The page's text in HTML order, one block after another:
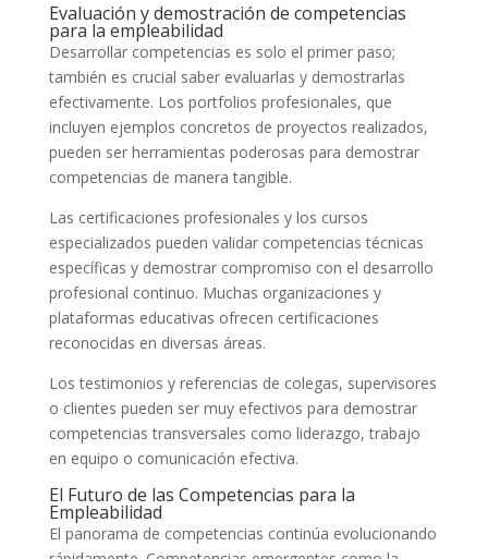
Evaluación y demostración de competencias
para la empleabilidad
Desarrollar competencias es solo el primer paso;
también es crucial saber evaluarlas y demostrarlas
efectivamente. Los portfolios profesionales, que
incluyen ejemplos concretos de proyectos realizados,
pueden ser herramientas poderosas para demostrar
competencias de manera tangible.
Las certificaciones profesionales y los cursos
especializados pueden validar competencias técnicas
específicas y demostrar compromiso con el desarrollo
profesional continuo. Muchas organizaciones y
plataformas educativas ofrecen certificaciones
reconocidas en diversas áreas.
Los testimonios y referencias de colegas, supervisores
o clientes pueden ser muy efectivos para demostrar
competencias transversales como liderazgo, trabajo
en equipo o comunicación efectiva.
El Futuro de las Competencias para la
Empleabilidad
El panorama de competencias continúa evolucionando